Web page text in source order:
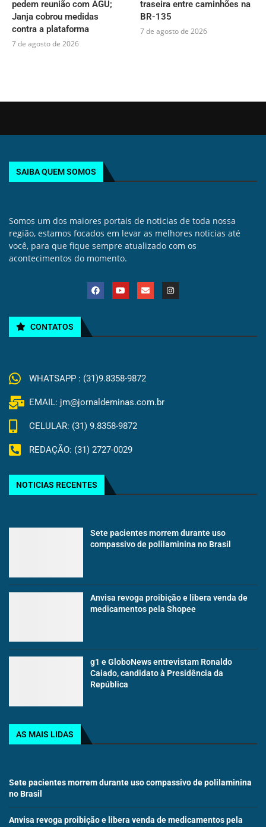
pedem reunião com AGU;
Janja cobrou medidas
contra a plataforma
7 de agosto de 2026
traseira entre caminhões na
BR-135
7 de agosto de 2026
SAIBA QUEM SOMOS
Somos um dos maiores portais de noticias de toda nossa
região, estamos focados em levar as melhores noticias até
você, para que fique sempre atualizado com os
acontecimentos do momento.
CONTATOS
WHATSAPP : (31)9.8358-9872
EMAIL: jm@jornaldeminas.com.br
CELULAR: (31) 9.8358-9872
REDAÇÃO: (31) 2727-0029
NOTICIAS RECENTES
Sete pacientes morrem durante uso
compassivo de polilaminina no Brasil
Anvisa revoga proibição e libera venda de
medicamentos pela Shopee
g1 e GloboNews entrevistam Ronaldo
Caiado, candidato à Presidência da
República
AS MAIS LIDAS
Sete pacientes morrem durante uso compassivo de polilaminina
no Brasil
Anvisa revoga proibição e libera venda de medicamentos pela